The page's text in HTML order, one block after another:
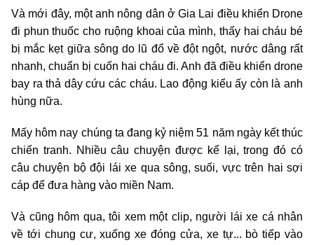
Và mới đây, một anh nông dân ở Gia Lai điều khiển Drone
đi phun thuốc cho ruộng khoai của mình, thấy hai cháu bé
bị mắc kẹt giữa sông do lũ đổ về đột ngột, nước dâng rất
nhanh, chuẩn bị cuốn hai cháu đi. Anh đã điều khiển drone
bay ra thả dây cứu các cháu. Lao động kiểu ấy còn là anh
hùng nữa.
Mấy hôm nay chúng ta đang kỷ niệm 51 năm ngày kết thúc
chiến tranh. Nhiều câu chuyện được kể lại, trong đó có
câu chuyện bộ đội lái xe qua sông, suối, vực trên hai sợi
cáp để đưa hàng vào miền Nam.
Và cũng hôm qua, tôi xem một clip, người lái xe cá nhân
về tới chung cư, xuống xe đóng cửa, xe tự... bò tiếp vào